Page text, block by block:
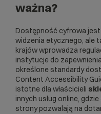
ważna?
Dostępność cyfrowa
widzenia etycznego, ale
krajów wprowadza
instytucje do
określone standardy
Content Accessibility
istotne dla właścicieli
innych usług online,
strony pozwalają na